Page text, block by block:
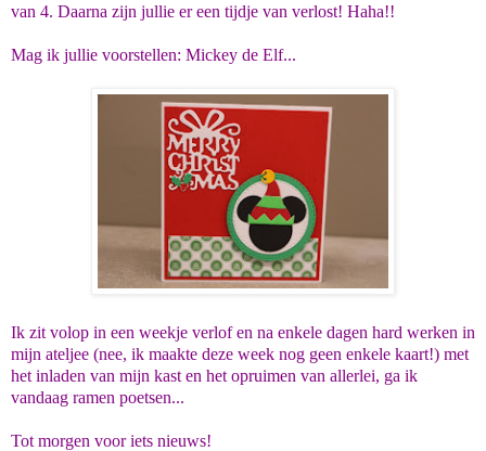
van 4. Daarna zijn jullie er een tijdje van verlost! Haha!!
Mag ik jullie voorstellen: Mickey de Elf...
Ik zit volop in een weekje verlof en na enkele dagen hard werken in
mijn ateljee (nee, ik maakte deze week nog geen enkele kaart!) met
het inladen van mijn kast en het opruimen van allerlei, ga ik
vandaag ramen poetsen...
Tot morgen voor iets nieuws!